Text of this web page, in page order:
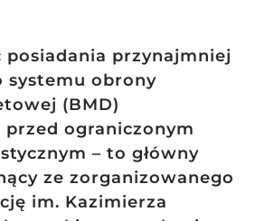
posiadania przynajmniej
systemu obrony
(BMD)
ograniczonym
– to główny
ze zorganizowanego
im. Kazimierza